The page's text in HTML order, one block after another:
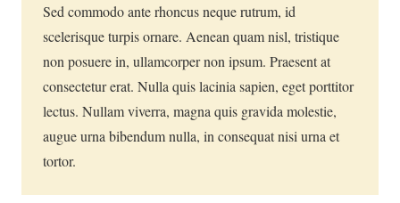
Sed commodo ante rhoncus neque rutrum, id
scelerisque turpis ornare. Aenean quam nisl, tristique
non posuere in, ullamcorper non ipsum. Praesent at
consectetur erat. Nulla quis lacinia sapien, eget porttitor
lectus. Nullam viverra, magna quis gravida molestie,
augue urna bibendum nulla, in consequat nisi urna et
tortor.